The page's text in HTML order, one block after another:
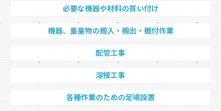
必要な機器や材料の買い付け
機器、重量物の搬入・搬出・据付作業
配管工事
溶接工事
各種作業のための足場設置